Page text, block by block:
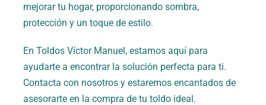
mejorar tu hogar, proporcionando sombra,
protección y un toque de estilo.
En Toldos Víctor Manuel, estamos aquí para
ayudarte a encontrar la solución perfecta para ti.
Contacta con nosotros y estaremos encantados de
asesorarte en la compra de tu toldo ideal.